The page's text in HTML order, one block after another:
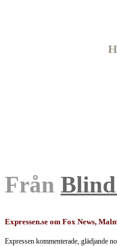
Från
Expressen.se om Fox News,
Expressen kommenterade, glädjande